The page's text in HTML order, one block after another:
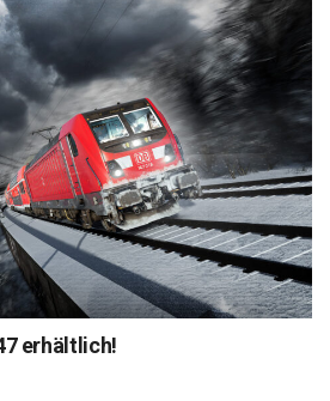
erhältlich!